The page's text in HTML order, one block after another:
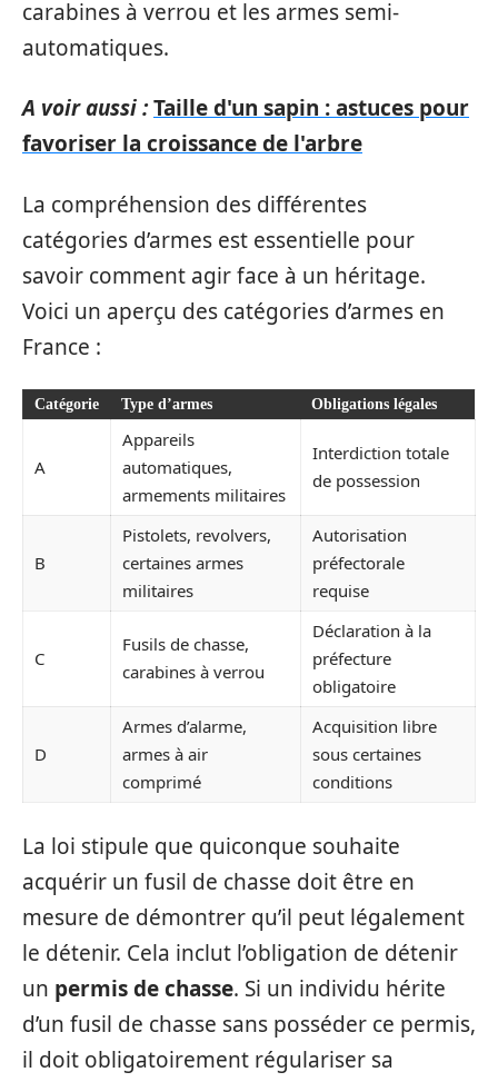
carabines à verrou et les armes semi-
automatiques.
A voir aussi :Taille d'un sapin : astuces pour
favoriser la croissance de l'arbre
La compréhension des différentes
catégories d’armes est essentielle pour
savoir comment agir face à un héritage.
Voici un aperçu des catégories d’armes en
France :
Catégorie Type d’armes Obligations légales
A
Appareils
automatiques,
armements militaires
Interdiction totale
de possession
B
Pistolets, revolvers,
certaines armes
militaires
Autorisation
préfectorale
requise
C
Fusils de chasse,
carabines à verrou
Déclaration à la
préfecture
obligatoire
D
Armes d’alarme,
armes à air
comprimé
Acquisition libre
sous certaines
conditions
La loi stipule que quiconque souhaite
acquérir un fusil de chasse doit être en
mesure de démontrer qu’il peut légalement
le détenir. Cela inclut l’obligation de détenir
un permis de chasse. Si un individu hérite
d’un fusil de chasse sans posséder ce permis,
il doit obligatoirement régulariser sa